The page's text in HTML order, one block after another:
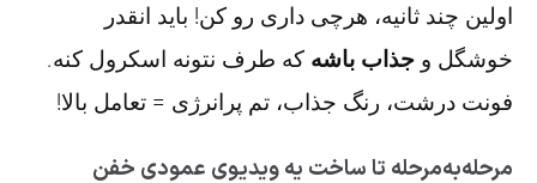
اولین چند ثانیه، هرچی داری رو کن! باید انقدر
خوشگل و جذاب باشه که طرف نتونه اسکرول کنه.
فونت درشت، رنگ‌ جذاب، تم پرانرژی = تعامل بالا!
مرحله‌به‌مرحله تا ساخت یه ویدیوی عمودی خفن